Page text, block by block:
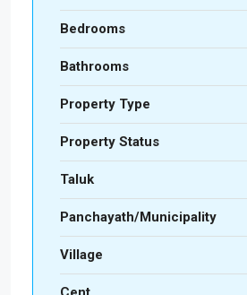
Bedrooms
Bathrooms
Property Type
Property Status
Taluk
Panchayath/Municipality
Village